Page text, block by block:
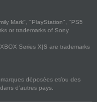
Mark", "PlayStation", "PS5
or trademarks of Sony
Series X|S are trademarks
déposées et/ou des
d'autres pays.